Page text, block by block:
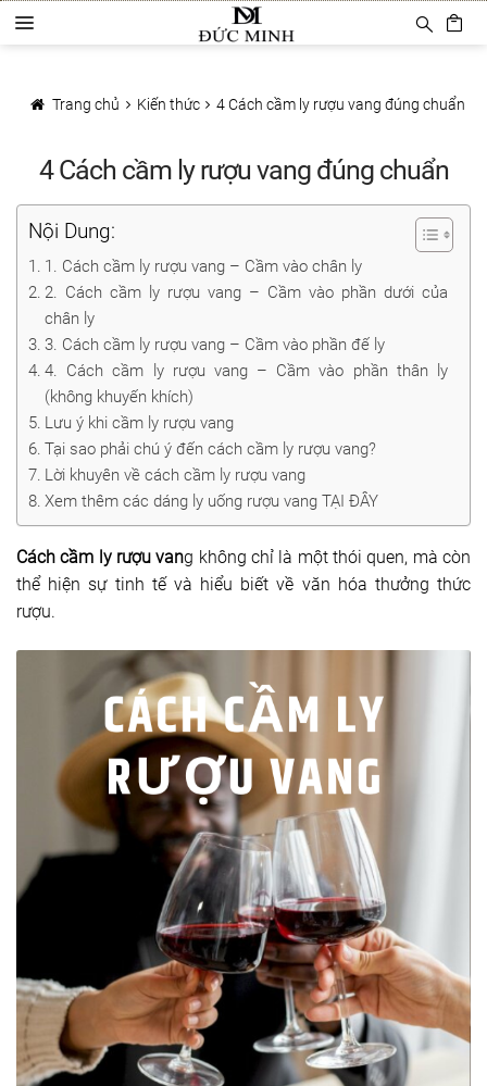
đến
hướng
Chuyển
đến
a
h
c
Sản phẩm
Phụ Kiện Rượu Vang
Decanter
Khui mở vang
Mở tự động
Mở hơi khí nén
Bảo quản rượu vang
Dụng cụ rót rượu vang
Xô ướp đá rượu vang
Rượu Vang Nhập Khẩu
Kiến thức
Liên hệ
Trang chủ Kiến thức 4 Cách cầm ly rượu vang đúng chuẩn
4 Cách cầm ly rượu vang đúng chuẩn
Nội Dung:
1. Cách cầm ly rượu vang – Cầm vào chân ly
2. Cách cầm ly rượu vang – Cầm vào phần dưới của
chân ly
3. Cách cầm ly rượu vang – Cầm vào phần đế ly
4. Cách cầm ly rượu vang – Cầm vào phần thân ly
(không khuyến khích)
Lưu ý khi cầm ly rượu vang
Tại sao phải chú ý đến cách cầm ly rượu vang?
Lời khuyên về cách cầm ly rượu vang
Xem thêm các dáng ly uống rượu vang TẠI ĐÂY
Cách cầm ly rượu vang không chỉ là một thói quen, mà còn
thể hiện sự tinh tế và hiểu biết về văn hóa thưởng thức
rượu.